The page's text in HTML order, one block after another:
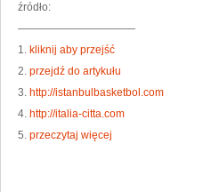
źródło:
———————————
1. kliknij aby przejść
2. przejdź do artykułu
3. http://istanbulbasketbol.com
4. http://italia-citta.com
5. przeczytaj więcej